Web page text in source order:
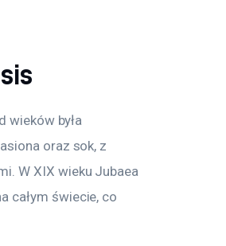
wieków była
oraz sok, z
W XIX wieku Jubaea
całym świecie, co